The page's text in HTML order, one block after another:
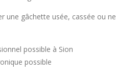
une gâchette usée, cassée ou
possible à Sion
possible